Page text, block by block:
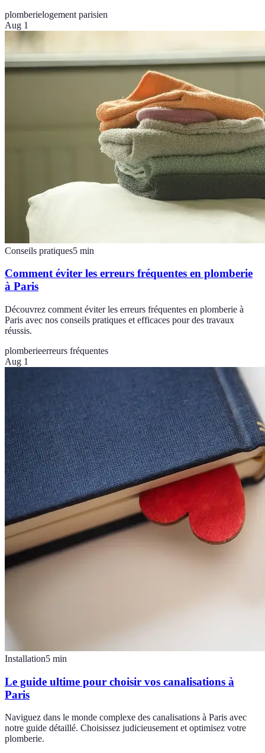
plomberielogement parisien
Aug 1
Conseils pratiques5 min
Comment éviter les erreurs fréquentes en plomberie
à Paris
Découvrez comment éviter les erreurs fréquentes en plomberie à
Paris avec nos conseils pratiques et efficaces pour des travaux
réussis.
plomberieerreurs fréquentes
Aug 1
Installation5 min
Le guide ultime pour choisir vos canalisations à
Paris
Naviguez dans le monde complexe des canalisations à Paris avec
notre guide détaillé. Choisissez judicieusement et optimisez votre
plomberie.